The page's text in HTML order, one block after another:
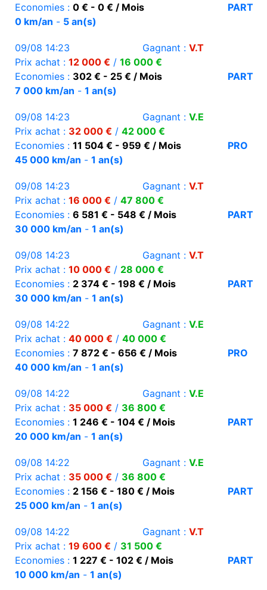
Economies : 0 € - 0 € / Mois
PART
0 km/an - 5 an(s)
09/08 14:23 Gagnant : V.T
Prix achat : 12 000 € / 16 000 €
Economies : 302 € - 25 € / Mois
PART
7 000 km/an - 1 an(s)
09/08 14:23 Gagnant : V.E
Prix achat : 32 000 € / 42 000 €
Economies : 11 504 € - 959 € / Mois
PRO
45 000 km/an - 1 an(s)
09/08 14:23 Gagnant : V.T
Prix achat : 16 000 € / 47 800 €
Economies : 6 581 € - 548 € / Mois
PART
30 000 km/an - 1 an(s)
09/08 14:23 Gagnant : V.T
Prix achat : 10 000 € / 28 000 €
Economies : 2 374 € - 198 € / Mois
PART
30 000 km/an - 1 an(s)
09/08 14:22 Gagnant : V.E
Prix achat : 40 000 € / 40 000 €
Economies : 7 872 € - 656 € / Mois
PRO
40 000 km/an - 1 an(s)
09/08 14:22 Gagnant : V.E
Prix achat : 35 000 € / 36 800 €
Economies : 1 246 € - 104 € / Mois
PART
20 000 km/an - 1 an(s)
09/08 14:22 Gagnant : V.E
Prix achat : 35 000 € / 36 800 €
Economies : 2 156 € - 180 € / Mois
PART
25 000 km/an - 1 an(s)
09/08 14:22 Gagnant : V.T
Prix achat : 19 600 € / 31 500 €
Economies : 1 227 € - 102 € / Mois
PART
10 000 km/an - 1 an(s)